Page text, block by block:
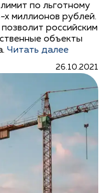
по льготному
миллионов рублей.
российским
объекты
Читать далее
26.10.2021